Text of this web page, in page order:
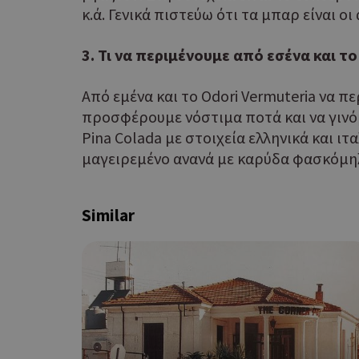
κ.ά. Γενικά πιστεύω ότι τα μπαρ είναι
3. Τι να περιμένουμε από εσένα και το
Από εμένα και το Odori Vermuteria να
προσφέρουμε νόστιμα ποτά και να
Pina Colada με στοιχεία ελληνικά και
μαγειρεμένο ανανά με καρύδα
Similar
PHPSESSID
G_ENABLED_IDPS